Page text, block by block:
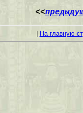
<<
На главную